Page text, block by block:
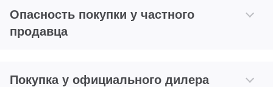
Опасность покупки у частного
продавца
Покупка у официального дилера